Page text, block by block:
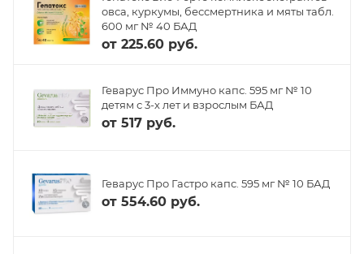
овса, куркумы, бессмертника и мяты табл.
600 мг № 40 БАД
от 225.60 руб.
Геварус Про Иммуно капс. 595 мг № 10
детям с 3-х лет и взрослым БАД
от 517 руб.
Геварус Про Гастро капс. 595 мг № 10 БАД
от 554.60 руб.